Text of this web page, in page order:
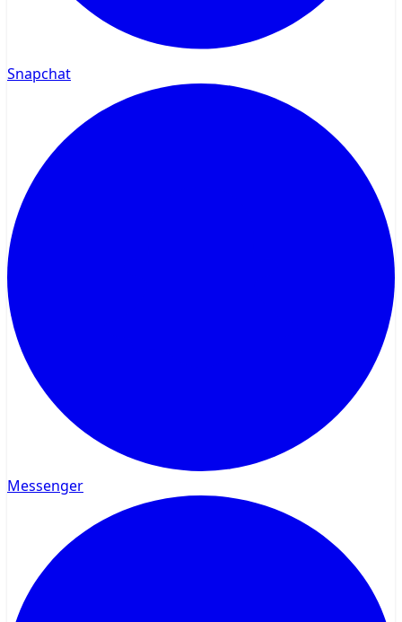
Snapchat
Messenger